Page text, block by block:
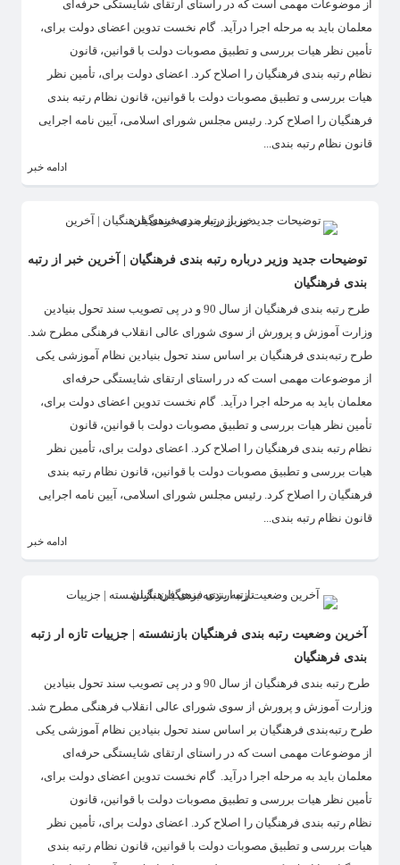
از موضوعات مهمی است که در راستای ارتقای شایستگی حرفه‌ای
معلمان باید به مرحله اجرا درآید. گام نخست تدوین اعضای دولت برای،
تأمین نظر هیات بررسی و تطبیق مصوبات دولت با قوانین، قانون
نظام رتبه بندی فرهنگیان را اصلاح کرد. اعضای دولت برای، تأمین نظر
هیات بررسی و تطبیق مصوبات دولت با قوانین، قانون نظام رتبه بندی
فرهنگیان را اصلاح کرد. رئیس مجلس شورای اسلامی، آیین نامه اجرایی
قانون نظام رتبه بندی...
ادامه خبر
توضیحات جدید وزیر درباره رتبه بندی فرهنگیان | آخرین خبر از رتبه
بندی فرهنگیان
​طرح رتبه بندی فرهنگیان از سال 90 و در پی تصویب سند تحول بنیادین
وزارت آموزش و پرورش از سوی شورای عالی انقلاب فرهنگی مطرح شد.
طرح رتبه‌بندی فرهنگیان بر اساس سند تحول بنیادین نظام آموزشی یکی
از موضوعات مهمی است که در راستای ارتقای شایستگی حرفه‌ای
معلمان باید به مرحله اجرا درآید. گام نخست تدوین اعضای دولت برای،
تأمین نظر هیات بررسی و تطبیق مصوبات دولت با قوانین، قانون
نظام رتبه بندی فرهنگیان را اصلاح کرد. اعضای دولت برای، تأمین نظر
هیات بررسی و تطبیق مصوبات دولت با قوانین، قانون نظام رتبه بندی
فرهنگیان را اصلاح کرد. رئیس مجلس شورای اسلامی، آیین نامه اجرایی
قانون نظام رتبه بندی...
ادامه خبر
آخرین وضعیت رتبه بندی فرهنگیان بازنشسته | جزییات تازه ار زتبه
بندی فرهنگیان
​طرح رتبه بندی فرهنگیان از سال 90 و در پی تصویب سند تحول بنیادین
وزارت آموزش و پرورش از سوی شورای عالی انقلاب فرهنگی مطرح شد.
طرح رتبه‌بندی فرهنگیان بر اساس سند تحول بنیادین نظام آموزشی یکی
از موضوعات مهمی است که در راستای ارتقای شایستگی حرفه‌ای
معلمان باید به مرحله اجرا درآید. گام نخست تدوین اعضای دولت برای،
تأمین نظر هیات بررسی و تطبیق مصوبات دولت با قوانین، قانون
نظام رتبه بندی فرهنگیان را اصلاح کرد. اعضای دولت برای، تأمین نظر
هیات بررسی و تطبیق مصوبات دولت با قوانین، قانون نظام رتبه بندی